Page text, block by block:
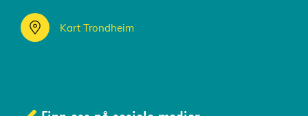
Kart Trondheim